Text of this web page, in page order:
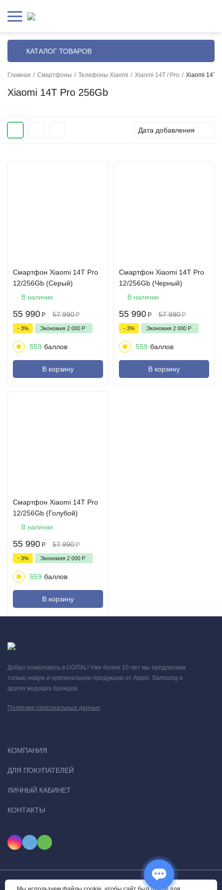
КАТАЛОГ ТОВАРОВ
Главная / Смартфоны / Телефоны Xiaomi / Xiaomi 14T / Pro / Xiaomi 14T
Xiaomi 14T Pro 256Gb
Дата добавления
Смартфон Xiaomi 14T Pro
12/256Gb (Серый)
В наличии
55 990 Р 57 990 Р
- 3% Экономия 2 000 Р
559 баллов
В корзину
Смартфон Xiaomi 14T Pro
12/256Gb (Черный)
В наличии
55 990 Р 57 990 Р
- 3% Экономия 2 000 Р
559 баллов
В корзину
Смартфон Xiaomi 14T Pro
12/256Gb (Голубой)
В наличии
55 990 Р 57 990 Р
- 3% Экономия 2 000 Р
559 баллов
В корзину
Добро пожаловать в UGITAL! Уже более 10 лет мы предлагаем
только новую и оригинальную продукцию от Apple, Samsung и
других ведущих брендов.
Политика персональных данных
КОМПАНИЯ
ДЛЯ ПОКУПАТЕЛЕЙ
ЛИЧНЫЙ КАБИНЕТ
КОНТАКТЫ